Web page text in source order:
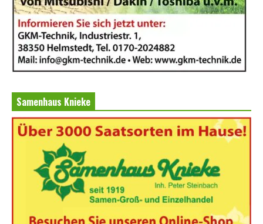
Samenhaus Knieke